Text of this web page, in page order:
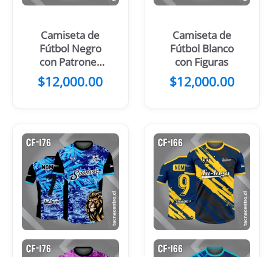
Camiseta de
Fútbol Negro
con Patrones
Turquesa y
Gris
$12,000.00
Camiseta de
Fútbol Blanco
con Figuras
$12,000.00